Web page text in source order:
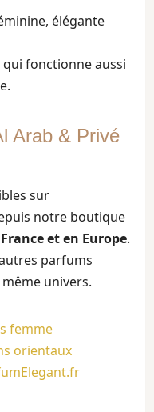
élégante
fonctionne aussi
Arab & Privé
sur
notre boutique
et en Europe.
parfums
univers.
femme
orientaux